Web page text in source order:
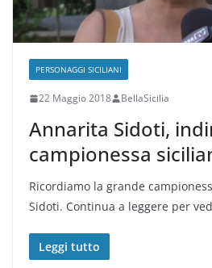
PERSONAGGI SICILIANI
22 Maggio 2018 BellaSicilia
Annarita Sidoti,
campionessa
Ricordiamo la grande
Sidoti. Continua a leggere per
Leggi tutto